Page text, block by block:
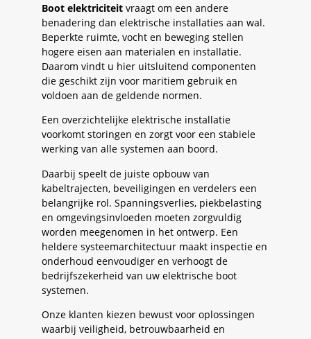
Boot elektriciteit vraagt om een andere
benadering dan elektrische installaties aan wal.
Beperkte ruimte, vocht en beweging stellen
hogere eisen aan materialen en installatie.
Daarom vindt u hier uitsluitend componenten
die geschikt zijn voor maritiem gebruik en
voldoen aan de geldende normen.
Een overzichtelijke elektrische installatie
voorkomt storingen en zorgt voor een stabiele
werking van alle systemen aan boord.
Daarbij speelt de juiste opbouw van
kabeltrajecten, beveiligingen en verdelers een
belangrijke rol. Spanningsverlies, piekbelasting
en omgevingsinvloeden moeten zorgvuldig
worden meegenomen in het ontwerp. Een
heldere systeemarchitectuur maakt inspectie en
onderhoud eenvoudiger en verhoogt de
bedrijfszekerheid van uw elektrische boot
systemen.
Onze klanten kiezen bewust voor oplossingen
waarbij veiligheid, betrouwbaarheid en